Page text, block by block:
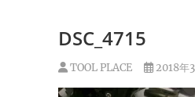
DSC_4715
TOOL PLACE 2018年